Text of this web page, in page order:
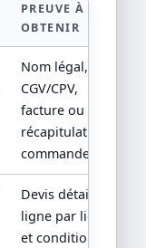
PREUVE À
OBTENIR
Nom légal,
CGV/CPV,
facture ou
récapitulatif de
commande.
Devis détaillé
ligne par ligne
et conditions de